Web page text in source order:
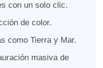
con un solo clic.
de color.
como Tierra y Mar.
masiva de